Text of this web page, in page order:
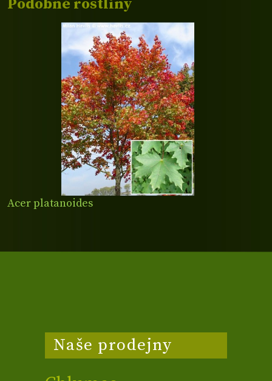
Podobné rostliny
Acer platanoides
Naše prodejny